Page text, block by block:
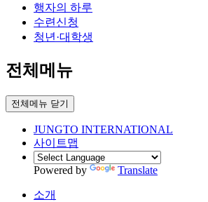
행자의 하루
수련신청
청년·대학생
전체메뉴
전체메뉴 닫기
JUNGTO INTERNATIONAL
사이트맵
Powered by Translate
소개